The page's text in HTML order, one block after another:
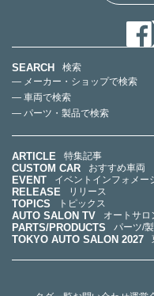
SEARCH
検索
— メーカー・ショップで検索
— 車両で検索
— パーツ・製品で検索
ARTICLE 特集記事
CUSTOM CAR おすすめ車両
EVENT イベントインフォメー
RELEASE リリース
TOPICS トピックス
AUTO SALON TV オートサロ
PARTS/PRODUCTS パーツ/
TOKYO AUTO SALON 2027